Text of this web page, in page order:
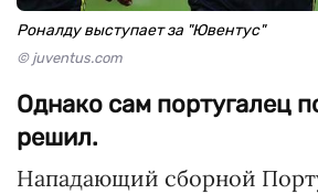
Роналду выступает за "Ювентус"
© juventus.com
Однако сам португалец
решил.
Нападающий сборной